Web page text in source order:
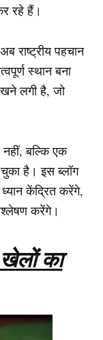
रहे हैं।
राष्ट्रीय पहचान
स्थान बना
लगी है, जो
बल्कि एक
है। इस ब्लॉग
केंद्रित करेंगे,
करेंगे।
का